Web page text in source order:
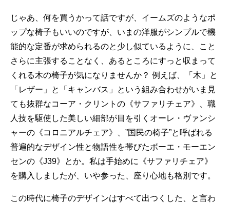
じゃあ、何を買うかって話ですが、イームズのようなポ
ップな椅子もいいのですが、いまの洋服がシンプルで機
能的な定番が求められるのと少し似ているように、こと
さらに主張することなく、あるところにすっと収まって
くれる木の椅子が気になりませんか？ 例えば、「木」と
「レザー」と「キャンバス」という組み合わせがいま見
ても抜群なコーア・クリントの《サファリチェア》、職
人技を駆使した美しい細部が目を引くオーレ・ヴァンシ
ャーの《コロニアルチェア》、”国民の椅子”と呼ばれる
普遍的なデザイン性と物語性を帯びたボーエ・モーエン
センの《J39》とか。私は手始めに《サファリチェア》
を購入しましたが、いや参った、座り心地も格別です。
この時代に椅子のデザインはすべて出つくした、と言わ